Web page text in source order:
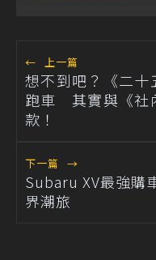
← 上一篇
想不到吧？《二十
跑車 其實與《社
款！
下一篇 →
Subaru XV最強購
界潮旅